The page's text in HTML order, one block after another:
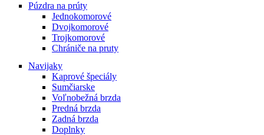
Púzdra na prúty
Jednokomorové
Dvojkomorové
Trojkomorové
Chrániče na pruty
Navijaky
Kaprové špeciály
Sumčiarske
Voľnobežná brzda
Predná brzda
Zadná brzda
Doplnky